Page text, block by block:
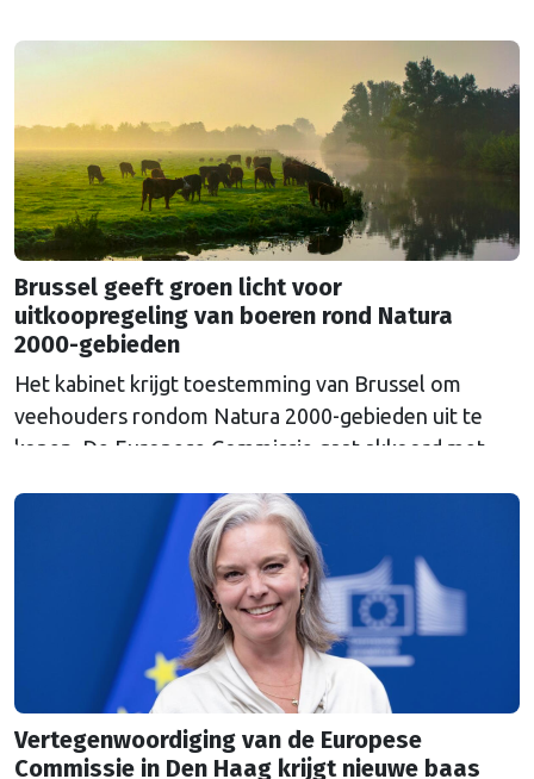
Euroclear parkeerde. De EU bevroor dat geld na de
Continued
Brussel geeft groen licht voor
uitkoopregeling van boeren rond Natura
2000-gebieden
Het kabinet krijgt toestemming van Brussel om
veehouders rondom Natura 2000-gebieden uit te
kopen. De Europese Commissie gaat akkoord met
Vertegenwoordiging van de Europese
Commissie in Den Haag krijgt nieuwe baas